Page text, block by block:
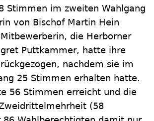
Stimmen im zweiten Wahlgang
von Bischof Martin Hein
die Herborner
Puttkammer, hatte ihre
nachdem sie im
25 Stimmen erhalten hatte.
56 Stimmen erreicht und die
(58